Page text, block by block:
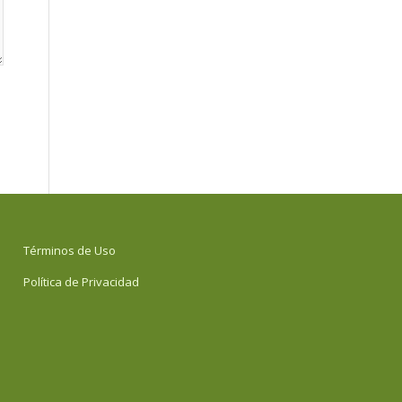
Términos de Uso
Política de Privacidad